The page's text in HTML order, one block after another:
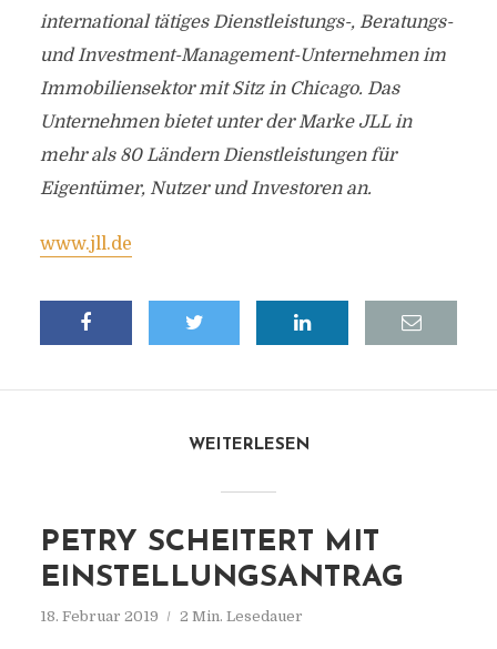
international tätiges Dienstleistungs-, Beratungs-
und Investment-Management-Unternehmen im
Immobiliensektor mit Sitz in Chicago. Das
Unternehmen bietet unter der Marke JLL in
mehr als 80 Ländern Dienstleistungen für
Eigentümer, Nutzer und Investoren an.
www.jll.de
WEITERLESEN
PETRY SCHEITERT MIT
EINSTELLUNGSANTRAG
18. Februar 2019 2 Min. Lesedauer